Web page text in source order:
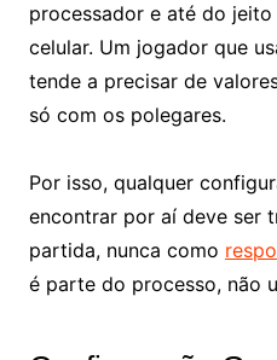
processador e até do
celular. Um jogador que
tende a precisar de
só com os polegares.
Por isso, qualquer
encontrar por aí deve ser
partida, nunca como
é parte do processo, não